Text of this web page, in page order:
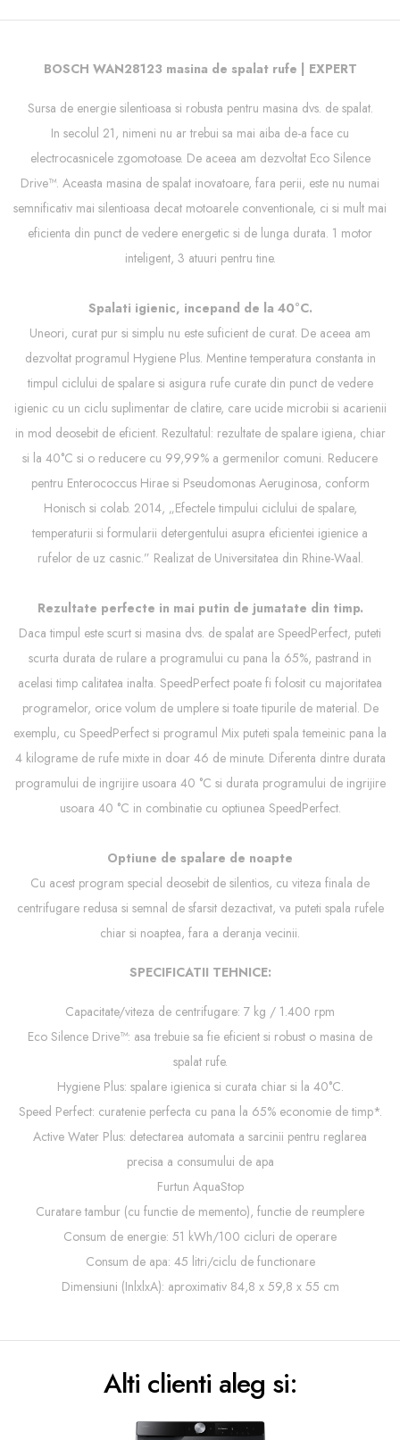
BOSCH WAN28123 masina de spalat rufe | EXPERT
Sursa de energie silentioasa si robusta pentru masina dvs. de spalat.
In secolul 21, nimeni nu ar trebui sa mai aiba de-a face cu
electrocasnicele zgomotoase. De aceea am dezvoltat Eco Silence
Drive™. Aceasta masina de spalat inovatoare, fara perii, este nu numai
semnificativ mai silentioasa decat motoarele conventionale, ci si mult mai
eficienta din punct de vedere energetic si de lunga durata. 1 motor
inteligent, 3 atuuri pentru tine.
Spalati igienic, incepand de la 40°C.
Uneori, curat pur si simplu nu este suficient de curat. De aceea am
dezvoltat programul Hygiene Plus. Mentine temperatura constanta in
timpul ciclului de spalare si asigura rufe curate din punct de vedere
igienic cu un ciclu suplimentar de clatire, care ucide microbii si acarienii
in mod deosebit de eficient. Rezultatul: rezultate de spalare igiena, chiar
si la 40°C si o reducere cu 99,99% a germenilor comuni. Reducere
pentru Enterococcus Hirae si Pseudomonas Aeruginosa, conform
Honisch si colab. 2014, „Efectele timpului ciclului de spalare,
temperaturii si formularii detergentului asupra eficientei igienice a
rufelor de uz casnic.” Realizat de Universitatea din Rhine-Waal.
Rezultate perfecte in mai putin de jumatate din timp.
Daca timpul este scurt si masina dvs. de spalat are SpeedPerfect, puteti
scurta durata de rulare a programului cu pana la 65%, pastrand in
acelasi timp calitatea inalta. SpeedPerfect poate fi folosit cu majoritatea
programelor, orice volum de umplere si toate tipurile de material. De
exemplu, cu SpeedPerfect si programul Mix puteti spala temeinic pana la
4 kilograme de rufe mixte in doar 46 de minute. Diferenta dintre durata
programului de ingrijire usoara 40 °C si durata programului de ingrijire
usoara 40 °C in combinatie cu optiunea SpeedPerfect.
Optiune de spalare de noapte
Cu acest program special deosebit de silentios, cu viteza finala de
centrifugare redusa si semnal de sfarsit dezactivat, va puteti spala rufele
chiar si noaptea, fara a deranja vecinii.
SPECIFICATII TEHNICE:
Capacitate/viteza de centrifugare: 7 kg / 1.400 rpm
Eco Silence Drive™: asa trebuie sa fie eficient si robust o masina de
spalat rufe.
Hygiene Plus: spalare igienica si curata chiar si la 40°C.
Speed ​​​​Perfect: curatenie perfecta cu pana la 65% economie de timp*.
Active Water Plus: detectarea automata a sarcinii pentru reglarea
precisa a consumului de apa
Furtun AquaStop
Curatare tambur (cu functie de memento), functie de reumplere
Consum de energie: 51 kWh/100 cicluri de operare
Consum de apa: 45 litri/ciclu de functionare
Dimensiuni (InlxlxA): aproximativ 84,8 x 59,8 x 55 cm
Alti clienti aleg si: